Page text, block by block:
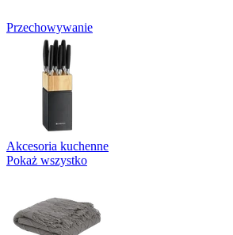
Przechowywanie
Akcesoria kuchenne
Pokaż wszystko